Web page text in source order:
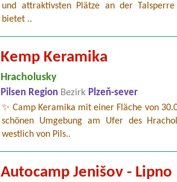
und attraktivsten Plätze an der
bietet ..
Kemp Keramika
Hracholusky
Pilsen Region Bezirk Plzeň-sever
✨ Camp Keramika mit einer Fläche von
schönen Umgebung am Ufer des
westlich von Pils..
Autocamp Jenišov - Lipno